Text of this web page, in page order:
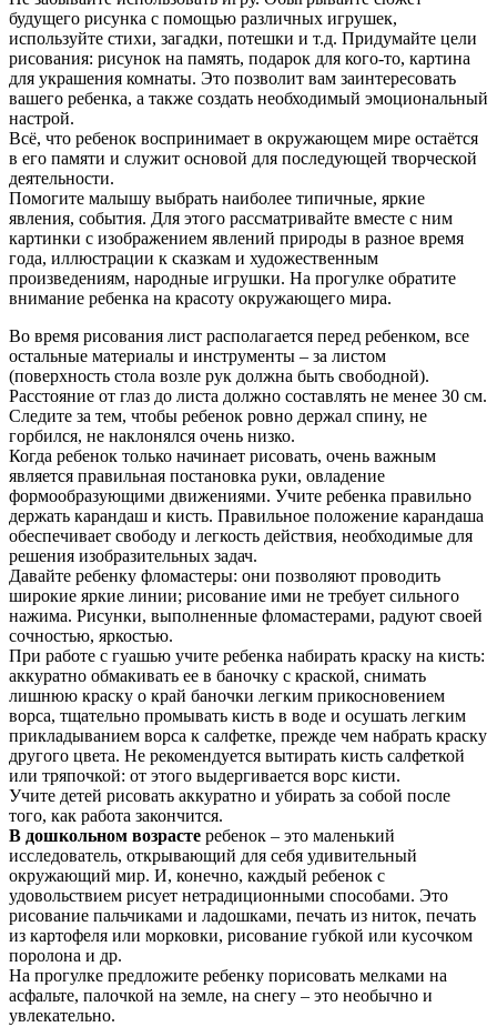
будущего рисунка с помощью различных игрушек,
используйте стихи, загадки, потешки и т.д. Придумайте цели
рисования: рисунок на память, подарок для кого-то, картина
для украшения комнаты. Это позволит вам заинтересовать
вашего ребенка, а также создать необходимый эмоциональный
настрой.
Всё, что ребенок воспринимает в окружающем мире остаётся
в его памяти и служит основой для последующей творческой
деятельности.
Помогите малышу выбрать наиболее типичные, яркие
явления, события. Для этого рассматривайте вместе с ним
картинки с изображением явлений природы в разное время
года, иллюстрации к сказкам и художественным
произведениям, народные игрушки. На прогулке обратите
внимание ребенка на красоту окружающего мира.
Во время рисования лист располагается перед ребенком, все
остальные материалы и инструменты – за листом
(поверхность стола возле рук должна быть свободной).
Расстояние от глаз до листа должно составлять не менее 30 см.
Следите за тем, чтобы ребенок ровно держал спину, не
горбился, не наклонялся очень низко.
Когда ребенок только начинает рисовать, очень важным
является правильная постановка руки, овладение
формообразующими движениями. Учите ребенка правильно
держать карандаш и кисть. Правильное положение карандаша
обеспечивает свободу и легкость действия, необходимые для
решения изобразительных задач.
Давайте ребенку фломастеры: они позволяют проводить
широкие яркие линии; рисование ими не требует сильного
нажима. Рисунки, выполненные фломастерами, радуют своей
сочностью, яркостью.
При работе с гуашью учите ребенка набирать краску на кисть:
аккуратно обмакивать ее в баночку с краской, снимать
лишнюю краску о край баночки легким прикосновением
ворса, тщательно промывать кисть в воде и осушать легким
прикладыванием ворса к салфетке, прежде чем набрать краску
другого цвета. Не рекомендуется вытирать кисть салфеткой
или тряпочкой: от этого выдергивается ворс кисти.
Учите детей рисовать аккуратно и убирать за собой после
того, как работа закончится.
В дошкольном возрасте ребенок – это маленький
исследователь, открывающий для себя удивительный
окружающий мир. И, конечно, каждый ребенок с
удовольствием рисует нетрадиционными способами. Это
рисование пальчиками и ладошками, печать из ниток, печать
из картофеля или морковки, рисование губкой или кусочком
поролона и др.
На прогулке предложите ребенку порисовать мелками на
асфальте, палочкой на земле, на снегу – это необычно и
увлекательно.